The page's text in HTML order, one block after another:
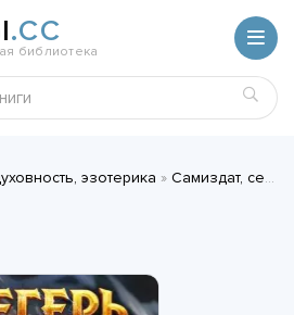
.CC
библиотека
эзотерика » Самиздат, сетевая литература